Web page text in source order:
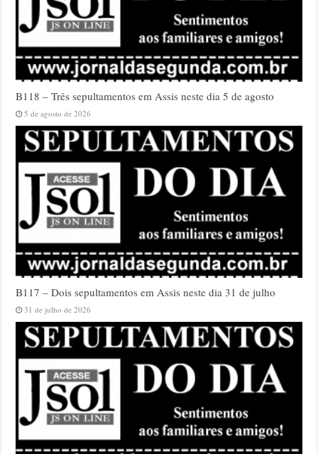
B118 – Três sepultamentos em Assis neste dia 5 de agosto
5 de agosto de 2026
B117 – Dois sepultamentos em Assis neste dia 31 de julho
31 de julho de 2026